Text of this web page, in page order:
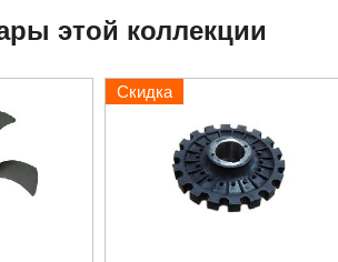
этой коллекции
Скидка